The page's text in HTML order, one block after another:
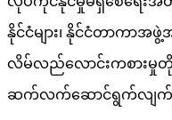
နိုင်ငံများ၊ နိုင်ငံတာကာအဖွဲ့
လိမ်လည်လောင်းကစားမှုတို
ဆက်လက်ဆောင်ရွက်လျက်